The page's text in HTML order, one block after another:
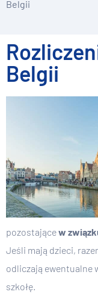
Belgii
Belgii
pozostającew
Jeśli mają dzieci,
odliczają ewentualne
szkołę.